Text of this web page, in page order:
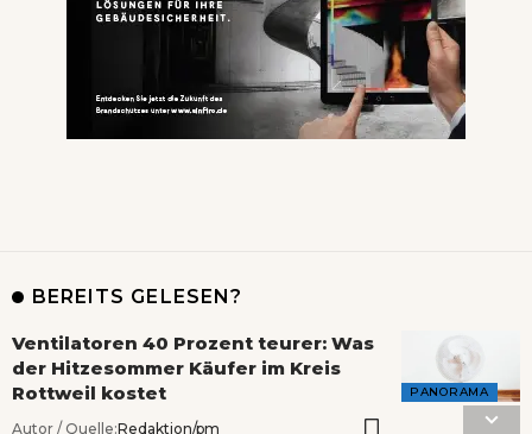
BEREITS GELESEN?
PANORAMA
Ventilatoren 40 Prozent teurer: Was
der Hitzesommer Käufer im Kreis
Rottweil kostet
Autor / Quelle:Redaktion/pm